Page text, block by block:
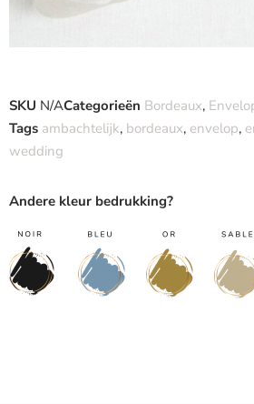
SKU N/ACategorieën Bordeaux,
Tags ambachtelijk, bordeaux, envelop,
wedding
Andere kleur bedrukking?